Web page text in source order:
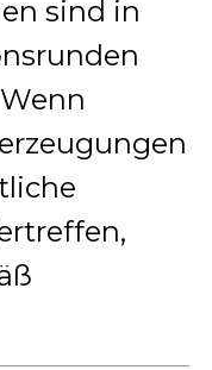
sind in